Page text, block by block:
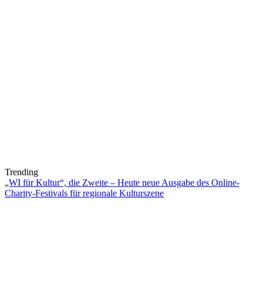
Trending
„WI für Kultur“, die Zweite – Heute neue Ausgabe des Online-
Charity-Festivals für regionale Kulturszene